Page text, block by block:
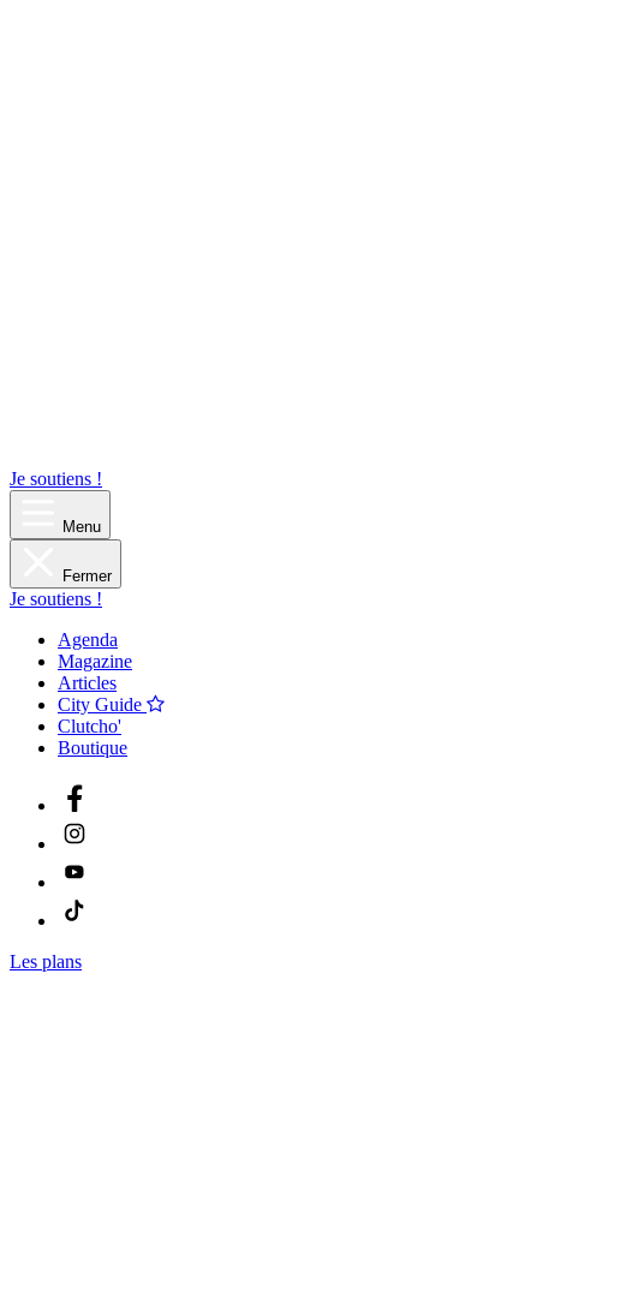
Je soutiens !
Menu
Fermer
Je soutiens !
Agenda
Magazine
Articles
City Guide
Clutcho'
Boutique
Les plans